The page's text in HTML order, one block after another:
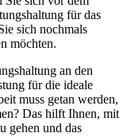
für das
sich nochmals
möchten.
an den
für die ideale
muss getan werden,
Das hilft Ihnen, mit
gehen und das